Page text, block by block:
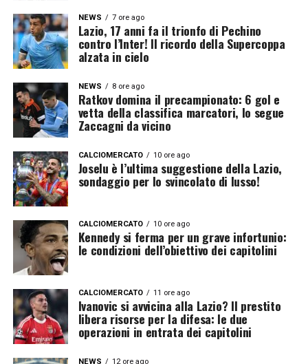
NEWS 7 ore ago
Lazio, 17 anni fa il trionfo di Pechino
contro l’Inter! Il ricordo della Supercoppa
alzata in cielo
NEWS 8 ore ago
Ratkov domina il precampionato: 6 gol e
vetta della classifica marcatori, lo segue
Zaccagni da vicino
CALCIOMERCATO 10 ore ago
Joselu è l’ultima suggestione della Lazio,
sondaggio per lo svincolato di lusso!
CALCIOMERCATO 10 ore ago
Kennedy si ferma per un grave infortunio:
le condizioni dell’obiettivo dei capitolini
CALCIOMERCATO 11 ore ago
Ivanovic si avvicina alla Lazio? Il prestito
libera risorse per la difesa: le due
operazioni in entrata dei capitolini
NEWS 12 ore ago